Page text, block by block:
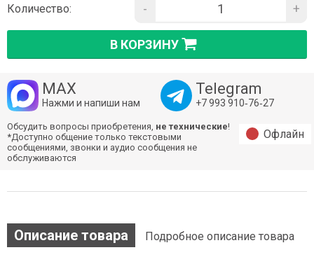
Количество: - +
В КОРЗИНУ
MAX
Нажми и напиши нам
Telegram
+7 993 910‑76‑27
Обсудить вопросы приобретения, не технические!
*Доступно общение только текстовыми
сообщениями, звонки и аудио сообщения не
обслуживаются
Офлайн
Описание товара Подробное описание товара